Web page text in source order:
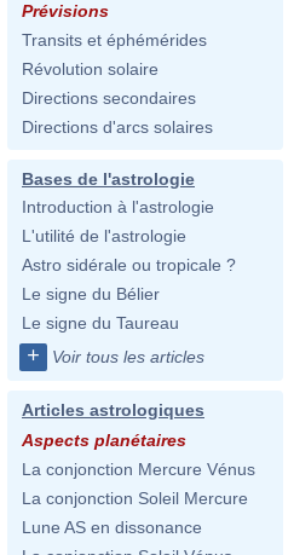
Prévisions
Transits et éphémérides
Révolution solaire
Directions secondaires
Directions d'arcs solaires
Bases de l'astrologie
Introduction à l'astrologie
L'utilité de l'astrologie
Astro sidérale ou tropicale ?
Le signe du Bélier
Le signe du Taureau
+ Voir tous les articles
Articles astrologiques
Aspects planétaires
La conjonction Mercure Vénus
La conjonction Soleil Mercure
Lune AS en dissonance